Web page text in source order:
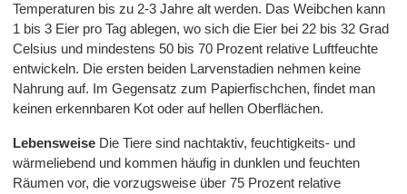
Temperaturen bis zu 2-3 Jahre alt werden. Das Weibchen kann
1 bis 3 Eier pro Tag ablegen, wo sich die Eier bei 22 bis 32 Grad
Celsius und mindestens 50 bis 70 Prozent relative Luftfeuchte
entwickeln. Die ersten beiden Larvenstadien nehmen keine
Nahrung auf. Im Gegensatz zum Papierfischchen, findet man
keinen erkennbaren Kot oder auf hellen Oberflächen.
Lebensweise Die Tiere sind nachtaktiv, feuchtigkeits- und
wärmeliebend und kommen häufig in dunklen und feuchten
Räumen vor, die vorzugsweise über 75 Prozent relative